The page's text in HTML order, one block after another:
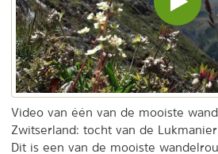
Video
en
Video van één van de mooiste
Zwitserland: tocht van de
Dit is een van de mooiste